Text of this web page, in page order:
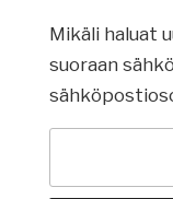
Mikäli haluat
suoraan